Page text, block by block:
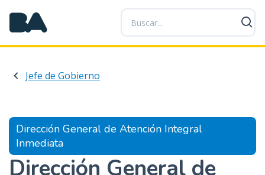
P
a
s
a
o
n
e
Jefe de Gobierno
Dirección General de Atención Integral
Inmediata
Dirección General de